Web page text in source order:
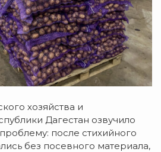
хозяйства и
Дагестан озвучило
после стихийного
без посевного материала,